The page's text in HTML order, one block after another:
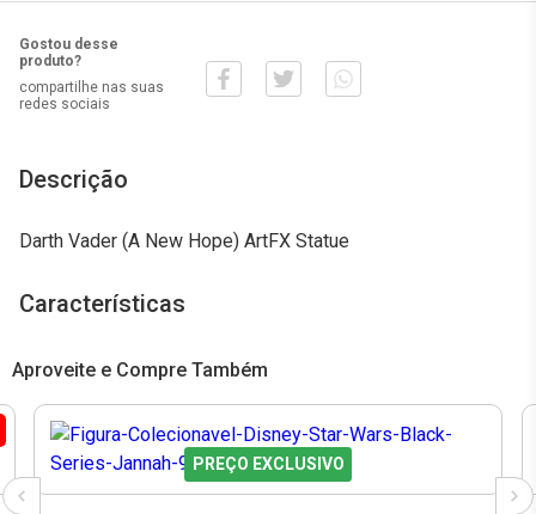
Gostou desse
produto?
compartilhe nas suas
redes sociais
Descrição
Darth Vader (A New Hope) ArtFX Statue
Características
Aproveite e Compre Também
PREÇO EXCLUSIVO